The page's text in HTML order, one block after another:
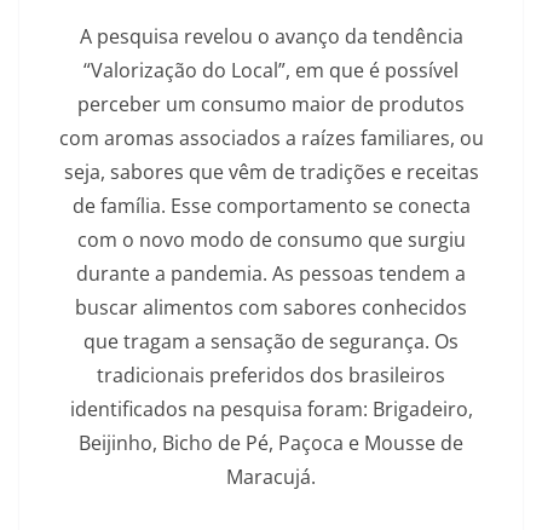
A pesquisa revelou o avanço da tendência
“Valorização do Local”, em que é possível
perceber um consumo maior de produtos
com aromas associados a raízes familiares, ou
seja, sabores que vêm de tradições e receitas
de família. Esse comportamento se conecta
com o novo modo de consumo que surgiu
durante a pandemia. As pessoas tendem a
buscar alimentos com sabores conhecidos
que tragam a sensação de segurança. Os
tradicionais preferidos dos brasileiros
identificados na pesquisa foram: Brigadeiro,
Beijinho, Bicho de Pé, Paçoca e Mousse de
Maracujá.